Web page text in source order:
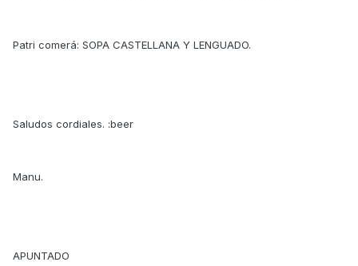
Patri comerá: SOPA CASTELLANA Y LENGUADO.
Saludos cordiales. :beer
Manu.
APUNTADO